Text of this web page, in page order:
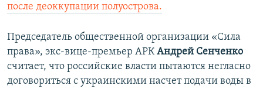
после деоккупации полуострова.
Председатель общественной организации «Сила
права», экс-вице-премьер АРКАндрей Сенченко
считает, что российские власти пытаются негласно
договориться с украинскими насчет подачи воды в